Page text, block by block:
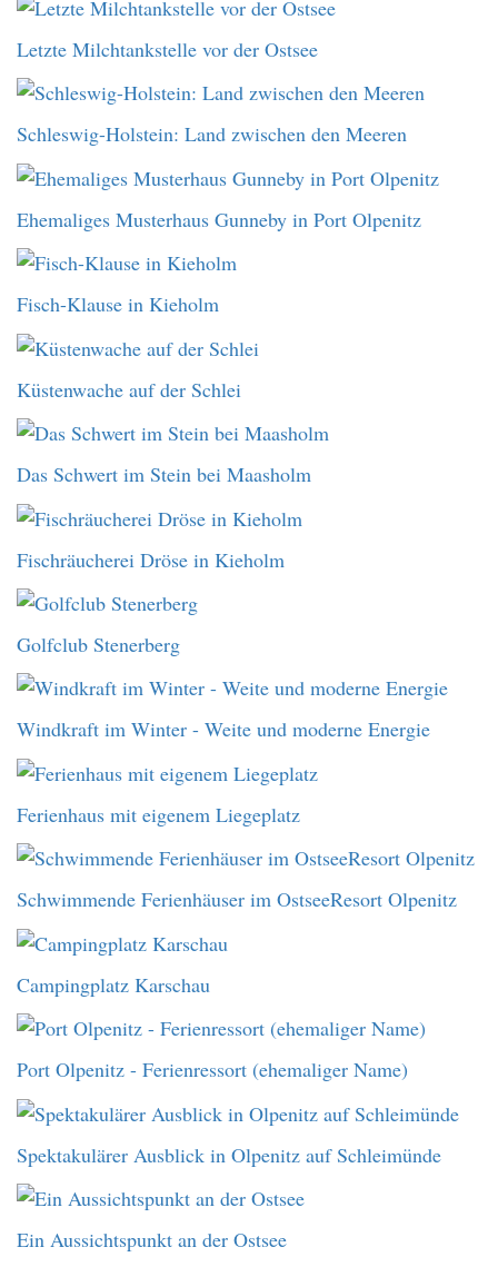
Letzte Milchtankstelle vor der Ostsee
Schleswig-Holstein: Land zwischen den Meeren
Ehemaliges Musterhaus Gunneby in Port Olpenitz
Fisch-Klause in Kieholm
Küstenwache auf der Schlei
Das Schwert im Stein bei Maasholm
Fischräucherei Dröse in Kieholm
Golfclub Stenerberg
Windkraft im Winter - Weite und moderne Energie
Ferienhaus mit eigenem Liegeplatz
Schwimmende Ferienhäuser im OstseeResort Olpenitz
Campingplatz Karschau
Port Olpenitz - Ferienressort (ehemaliger Name)
Spektakulärer Ausblick in Olpenitz auf Schleimünde
Ein Aussichtspunkt an der Ostsee